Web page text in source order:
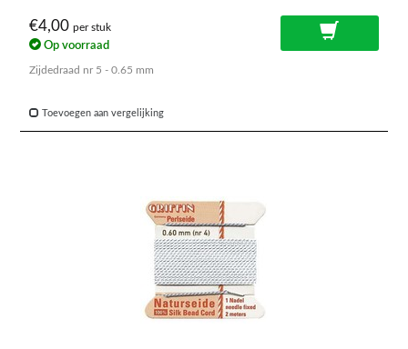
€4,00 per stuk
Op voorraad
Zijdedraad nr 5 - 0.65 mm
Toevoegen aan vergelijking